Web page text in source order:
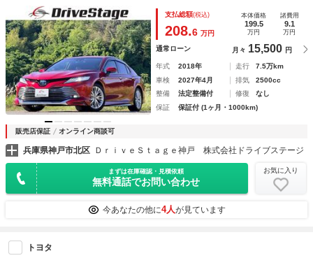
ンドスポット ヘッドアップＤ フルセグ Ｂｌｕｅｔｏｏｔ
ｈ Ａハイビーム 前後ソナー ブレーキホールド スペアキ
―有
支払総額(税込)
208.6 万円
本体価格
199.5
万円
諸費用
9.1
万円
通常ローン 月々 15,500 円
年式 2018年 走行
7.5万km
車検
2027年4月 排気
2500cc
整備
法定整備付 修復
なし
保証
保証付 (1ヶ月・1000km)
販売店保証 オンライン商談可
兵庫県神戸市北区 ＤｒｉｖｅＳｔａｇｅ神戸 株式会社ドライブステージ
まずは在庫確認・見積依頼
無料通話でお問い合わせ
お気に入り
今あなたの他に4人が見ています
トヨタ